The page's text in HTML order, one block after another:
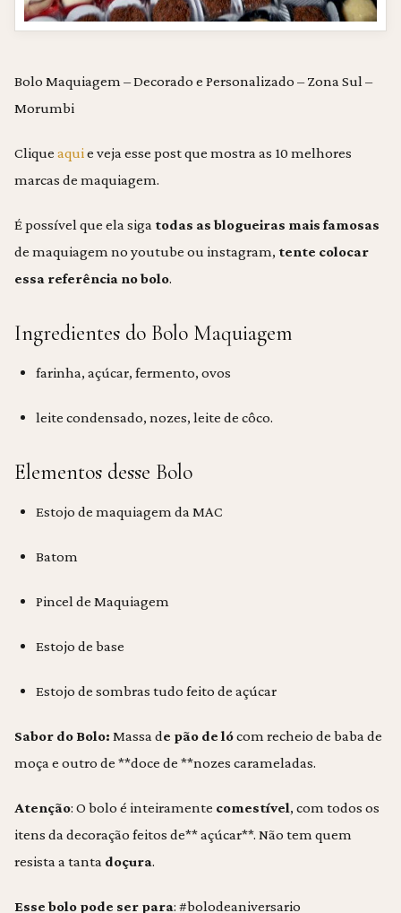
Bolo Maquiagem – Decorado e Personalizado – Zona Sul –
Morumbi
Clique aquie veja esse post que mostra as 10 melhores
marcas de maquiagem.
É possível que ela siga todas as blogueiras mais famosas
de maquiagem no youtube ou instagram, tente colocar
essa referência no bolo.
Ingredientes do Bolo Maquiagem
farinha, açúcar, fermento, ovos
leite condensado, nozes, leite de côco.
Elementos desse Bolo
Estojo de maquiagem da MAC
Batom
Pincel de Maquiagem
Estojo de base
Estojo de sombras tudo feito de açúcar
Sabor do Bolo: Massa de pão de lócom recheio de baba de
moça e outro de **doce de **nozes carameladas.
Atenção: O bolo é inteiramente comestível, com todos os
itens da decoração feitos de** açúcar**. Não tem quem
resista a tanta doçura.
Esse bolo pode ser para: #bolodeaniversario